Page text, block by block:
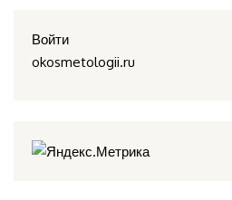
Войти
okosmetologii.ru